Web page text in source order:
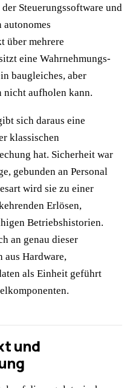
Steuerungssoftware und
über mehrere
eine Wahrnehmungs-
baugleiches, aber
nicht aufholen kann.
sich daraus eine
klassischen
hat. Sicherheit war
gebunden an Personal
wird sie zu einer
Erlösen,
Betriebshistorien.
an genau dieser
Hardware,
als Einheit geführt
und